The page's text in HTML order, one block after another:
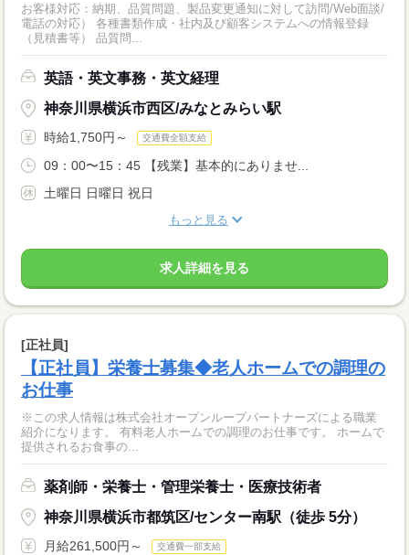
お客様対応：納期、品質問題、製品変更通知に対して訪問/Web面談/
電話の対応） 各種書類作成・社内及び顧客システムへの情報登録
（見積書等） 品質問...
英語・英文事務・英文経理
神奈川県横浜市西区/みなとみらい駅
時給1,750円～ 交通費全額支給
09：00〜15：45 【残業】基本的にありませ...
土曜日 日曜日 祝日
もっと見る
求人詳細を見る
[正社員]
【正社員】栄養士募集◆老人ホームでの調理の
お仕事
※この求人情報は株式会社オープンループパートナーズによる職業
紹介になります。 有料老人ホームでの調理のお仕事です。 ホームで
提供されるお食事の...
薬剤師・栄養士・管理栄養士・医療技術者
神奈川県横浜市都筑区/センター南駅（徒歩 5分）
月給261,500円～ 交通費一部支給